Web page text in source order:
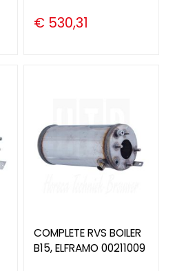
€ 530,31
COMPLETE RVS BOILER
B15, ELFRAMO 00211009